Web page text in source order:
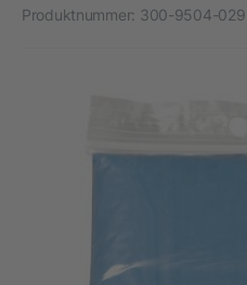
Produktnummer: 300-9504-029